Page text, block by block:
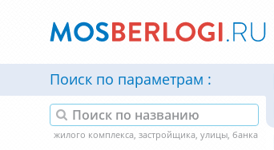
Поиск по параметрам